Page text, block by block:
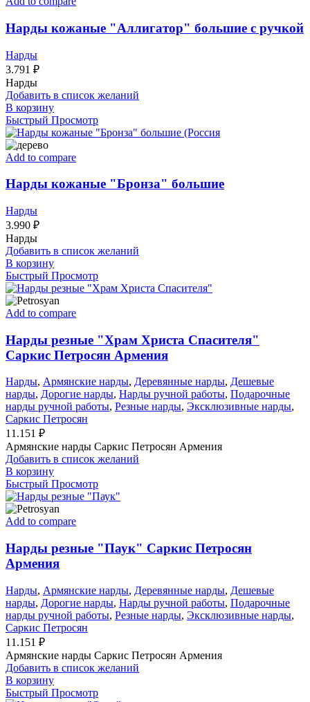
Нарды кожаные "Аллигатор" большие с ручкой
Нарды
3.791 ₽
Нарды
Добавить в список желаний
В корзину
Быстрый Просмотр
Add to compare
Нарды кожаные "Бронза" большие
Нарды
3.990 ₽
Нарды
Добавить в список желаний
В корзину
Быстрый Просмотр
Add to compare
Нарды резные "Храм Христа Спасителя"
Саркис Петросян Армения
Нарды, Армянские нарды, Деревянные нарды, Дешевые
нарды, Дорогие нарды, Нарды ручной работы, Подарочные
нарды ручной работы, Резные нарды, Эксклюзивные нарды,
Саркис Петросян
11.151 ₽
Армянские нарды Саркис Петросян Армения
Добавить в список желаний
В корзину
Быстрый Просмотр
Add to compare
Нарды резные "Паук" Саркис Петросян
Армения
Нарды, Армянские нарды, Деревянные нарды, Дешевые
нарды, Дорогие нарды, Нарды ручной работы, Подарочные
нарды ручной работы, Резные нарды, Эксклюзивные нарды,
Саркис Петросян
11.151 ₽
Армянские нарды Саркис Петросян Армения
Добавить в список желаний
В корзину
Быстрый Просмотр